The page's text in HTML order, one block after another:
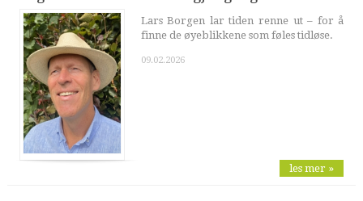
Lars Borgen lar tiden renne ut – for å
finne de øyeblikkene som føles tidløse.
09.02.2026
les mer »